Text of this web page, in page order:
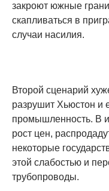
закроют южные
скапливаться в
случаи насилия.
Второй сценарий
разрушит Хьюстон
промышленность. В
рост цен,
некоторые
этой слабостью и
трубопроводы.